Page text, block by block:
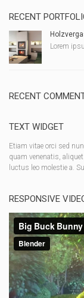
RECENT
Lorem
RECENT
TEXT WIDGET
Etiam vitae orci sed
quam venenatis,
luctus leo molestie a.
RESPONSIVE